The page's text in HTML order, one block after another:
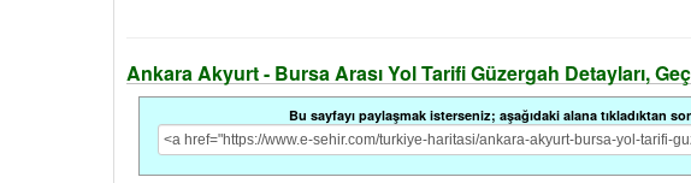
Ankara Akyurt - Bursa Arası Yol Tarifi Güzergah Detayları,
Bu sayfayı paylaşmak isterseniz; aşağıdaki alana tıkladıktan